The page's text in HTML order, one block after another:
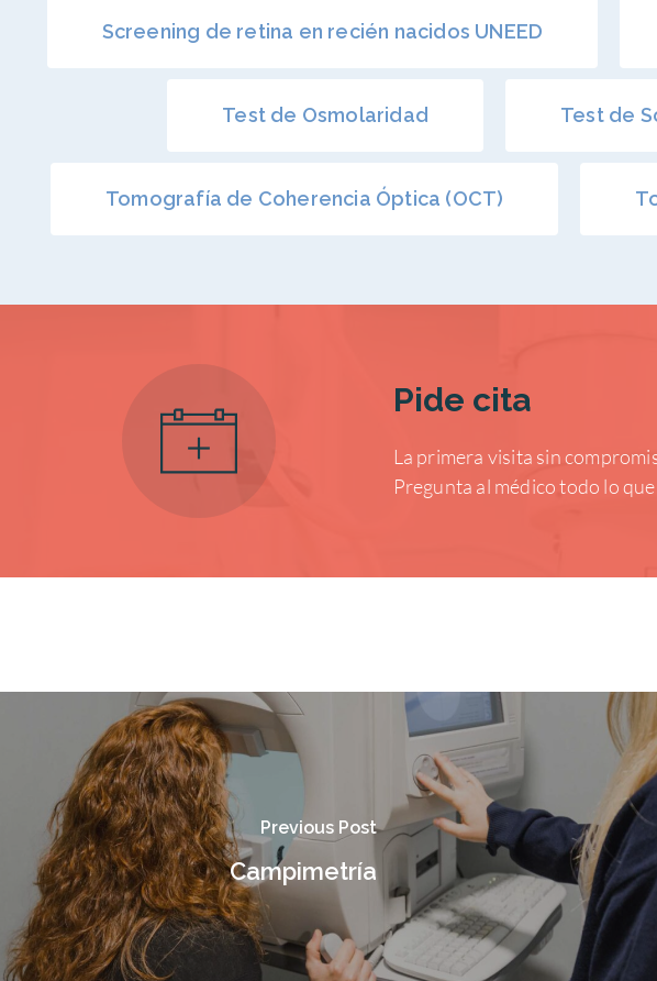
Screening de retina en recién nacidos UNEED
Test de Osmolaridad Test de
Tomografía de Coherencia Óptica (OCT)
Pide cita
La primera visita sin
Pregunta al médico todo lo
Previous Post
Campimetría